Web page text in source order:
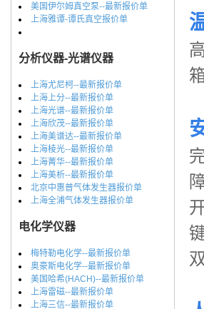
美国伊尔姆真空泵--最新报价单
上海雅谭-谭氏真空报价单
分析仪器-光谱仪器
上海尤尼柯--最新报价单
上海上分--最新报价单
上海光谱--最新报价单
上海欣茂--最新报价单
上海美谱达--最新报价单
上海棱光--最新报价单
上海菁华--最新报价单
上海美析--最新报价单
北京中惠普气体发生器报价单
上海全浦气体发生器报价单
电化学仪器
梅特勒电化学--最新报价单
奥豪斯电化学--最新报价单
美国哈希(HACH)--最新报价单
上海雷磁--最新报价单
上海三信--最新报价单